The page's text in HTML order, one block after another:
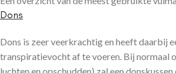
Dons
Dons is zeer veerkrachtig en heeft daarbij
transpiratievocht af te voeren. Bij normaal